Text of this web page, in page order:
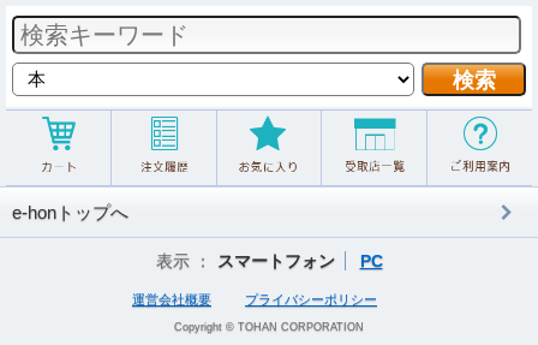
e-honトップへ
表示 ： スマートフォン PC
運営会社概要 プライバシーポリシー
Copyright © TOHAN CORPORATION